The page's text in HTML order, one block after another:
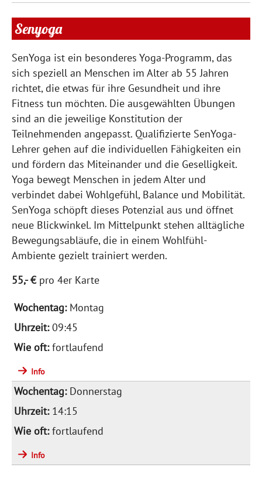
Senyoga
SenYoga ist ein besonderes Yoga-Programm, das
sich speziell an Menschen im Alter ab 55 Jahren
richtet, die etwas für ihre Gesundheit und ihre
Fitness tun möchten. Die ausgewählten Übungen
sind an die jeweilige Konstitution der
Teilnehmenden angepasst. Qualifizierte SenYoga-
Lehrer gehen auf die individuellen Fähigkeiten ein
und fördern das Miteinander und die Geselligkeit.
Yoga bewegt Menschen in jedem Alter und
verbindet dabei Wohlgefühl, Balance und Mobilität.
SenYoga schöpft dieses Potenzial aus und öffnet
neue Blickwinkel. Im Mittelpunkt stehen alltägliche
Bewegungsabläufe, die in einem Wohlfühl-
Ambiente gezielt trainiert werden.
55,- €pro 4er Karte
Montag
09:45
fortlaufend
Info
Donnerstag
14:15
fortlaufend
Info